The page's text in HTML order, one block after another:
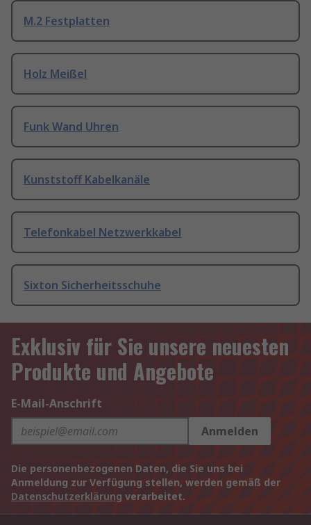
M.2 Festplatten
Holz Meißel
Funk Wand Uhren
Kunststoff Kabelkanäle
Telefonkabel Netzwerkkabel
Sixton Sicherheitsschuhe
Exklusiv für Sie unsere neuesten
Produkte und Angebote
E-Mail-Anschrift
Anmelden
Die personenbezogenen Daten, die Sie uns bei
Anmeldung zur Verfügung stellen, werden gemäß der
Datenschutzerklärung verarbeitet.